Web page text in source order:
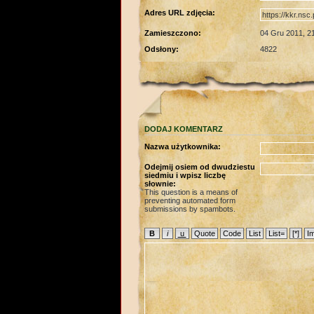
Adres URL zdjęcia:
Zamieszczono:
04 Gru 2011,
Odsłony:
4822
DODAJ KOMENTARZ
Nazwa użytkownika:
Odejmij osiem od dwudziestu
siedmiu i wpisz liczbę
słownie:
This question is a means of
preventing automated form
submissions by spambots.